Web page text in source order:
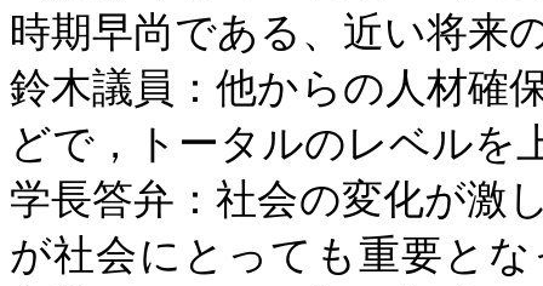
時期早尚である、近い将来
鈴木議員：他からの人材確
どで，トータルのレベルを
学長答弁：社会の変化が激
が社会にとっても重要と